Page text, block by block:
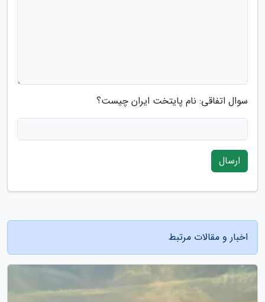
سوال اتفاقی: نام پایتخت ایران چیست؟
ارسال
اخبار و مقالات مرتبط